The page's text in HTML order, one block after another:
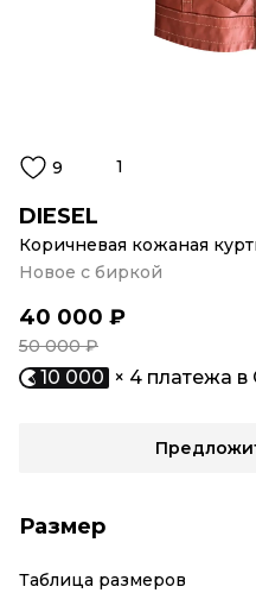
9 1
DIESEL
Коричневая кожаная
Новое с биркой
40 000 ₽
50 000 ₽
10 000 × 4 платежа в
Размер
Таблица размеров